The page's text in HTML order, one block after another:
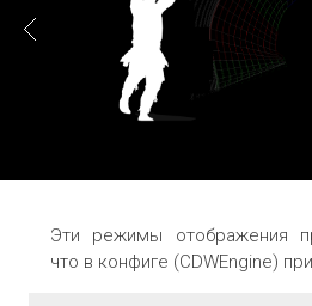
Эти режимы отображения
что в конфиге (CDWEngine)